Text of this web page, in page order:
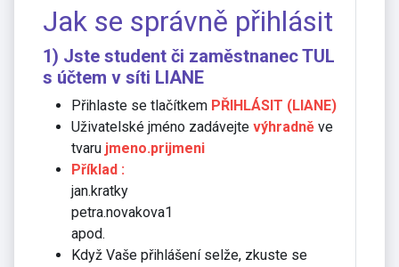
Jak se správně přihlásit
1) Jste student či zaměstnanec TUL
s účtem v síti LIANE
Přihlaste se tlačítkem PŘIHLÁSIT (LIANE)
Uživatelské jméno zadávejte výhradně ve
tvaru jmeno.prijmeni
Příklad :
jan.kratky
petra.novakova1
apod.
Když Vaše přihlášení selže, zkuste se